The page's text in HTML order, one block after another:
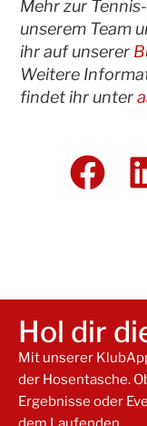
Mehr zur
unserem Team
ihr auf unserer
Weitere
findet ihr unter
Hol dir
Mit unserer
der Hosentasche.
Ergebnisse oder